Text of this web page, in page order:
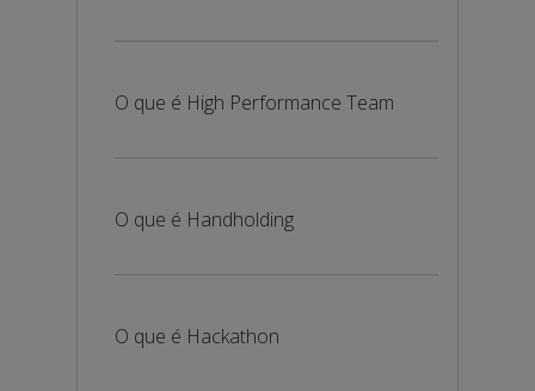
O que é High Performance Team
O que é Handholding
O que é Hackathon